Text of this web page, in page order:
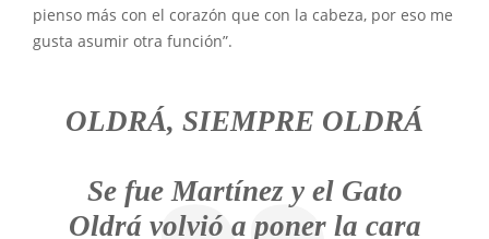
pienso más con el corazón que con la cabeza, por eso me
gusta asumir otra función”.
OLDRÁ, SIEMPRE OLDRÁ
Se fue Martínez y el Gato
Oldrá volvió a poner la cara